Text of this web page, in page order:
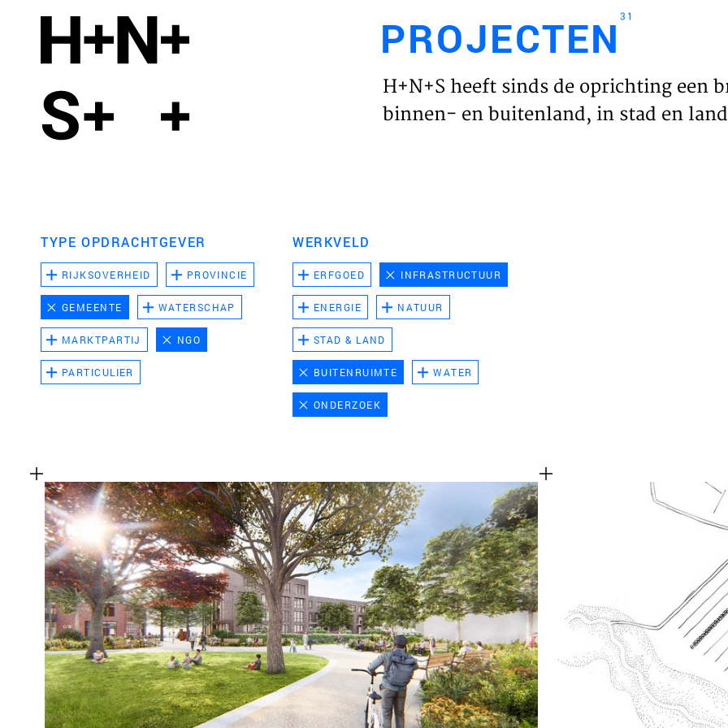
HOME
PROJECTEN31
H+N+S heeft sinds de oprichting een
binnen- en buitenland, in stad en
TYPE OPDRACHTGEVER
RIJKSOVERHEID PROVINCIE
GEMEENTE WATERSCHAP
MARKTPARTIJ NGO
PARTICULIER
WERKVELD
ERFGOED INFRASTRUCTUUR
ENERGIE NATUUR
STAD & LAND
BUITENRUIMTE WATER
ONDERZOEK